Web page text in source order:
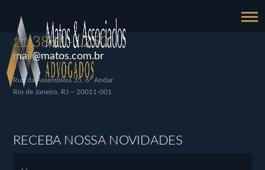
213861-1250
mail@matos.com.br
Rua da Assembléia 35, 6º Andar
Rio de Janeiro, RJ – 20011-001
RECEBA NOSSA NOVIDADES